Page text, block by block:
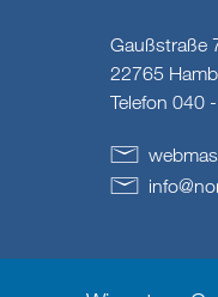
Gaußstraße
22765
Telefon 040
info@